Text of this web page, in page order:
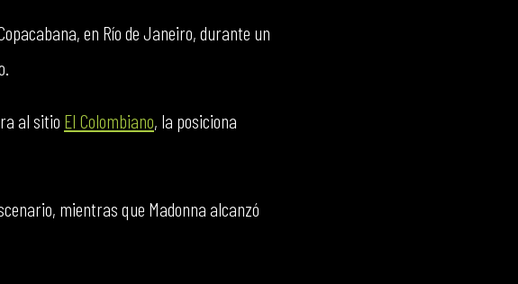
en Río de Janeiro, durante un
al sitio El Colombiano, la posiciona
mientras que Madonna alcanzó